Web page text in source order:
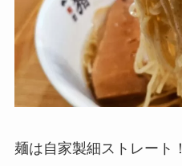
麺は自家製細ストレート！